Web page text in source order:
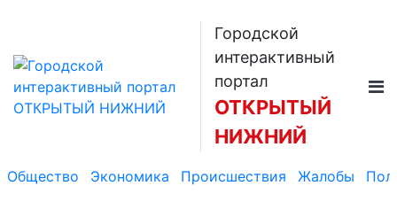
Городской
интерактивный
портал
ОТКРЫТЫЙ
НИЖНИЙ
Общество Экономика Происшествия Жалобы